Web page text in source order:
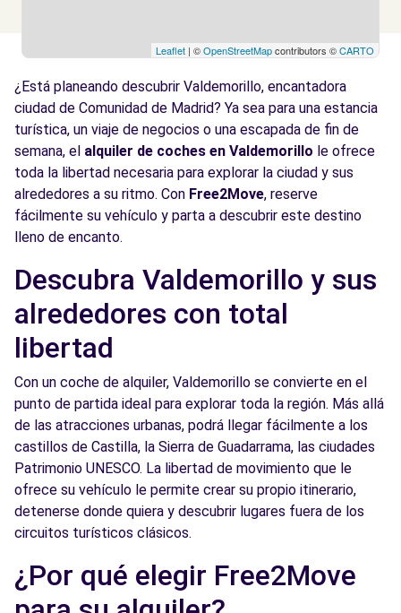
Leaflet | ©OpenStreetMapcontributors ©CARTO
¿Está planeando descubrir Valdemorillo, encantadora
ciudad de Comunidad de Madrid? Ya sea para una estancia
turística, un viaje de negocios o una escapada de fin de
semana, el alquiler de coches en Valdemorillo le ofrece
toda la libertad necesaria para explorar la ciudad y sus
alrededores a su ritmo. Con Free2Move, reserve
fácilmente su vehículo y parta a descubrir este destino
lleno de encanto.
Descubra Valdemorillo y sus
alrededores con total
libertad
Con un coche de alquiler, Valdemorillo se convierte en el
punto de partida ideal para explorar toda la región. Más allá
de las atracciones urbanas, podrá llegar fácilmente a los
castillos de Castilla, la Sierra de Guadarrama, las ciudades
Patrimonio UNESCO. La libertad de movimiento que le
ofrece su vehículo le permite crear su propio itinerario,
detenerse donde quiera y descubrir lugares fuera de los
circuitos turísticos clásicos.
¿Por qué elegir Free2Move